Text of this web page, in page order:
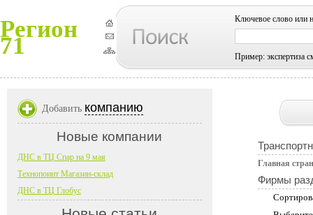
Регион
71
Ключевое слово или
Пример: экспертиза
Главная
Фирмы
Добавить компанию
Новые компании
ДНС в ТЦ Спар на 9 мая
Технопоинт Магазин-склад
ДНС в ТЦ Глобус